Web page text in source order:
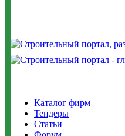
Каталог фирм
Тендеры
Статьи